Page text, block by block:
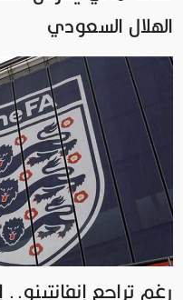
الهلال السعودي
رغم تراجع